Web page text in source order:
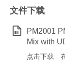
文件下载
PM2001
Mix with
点击下载